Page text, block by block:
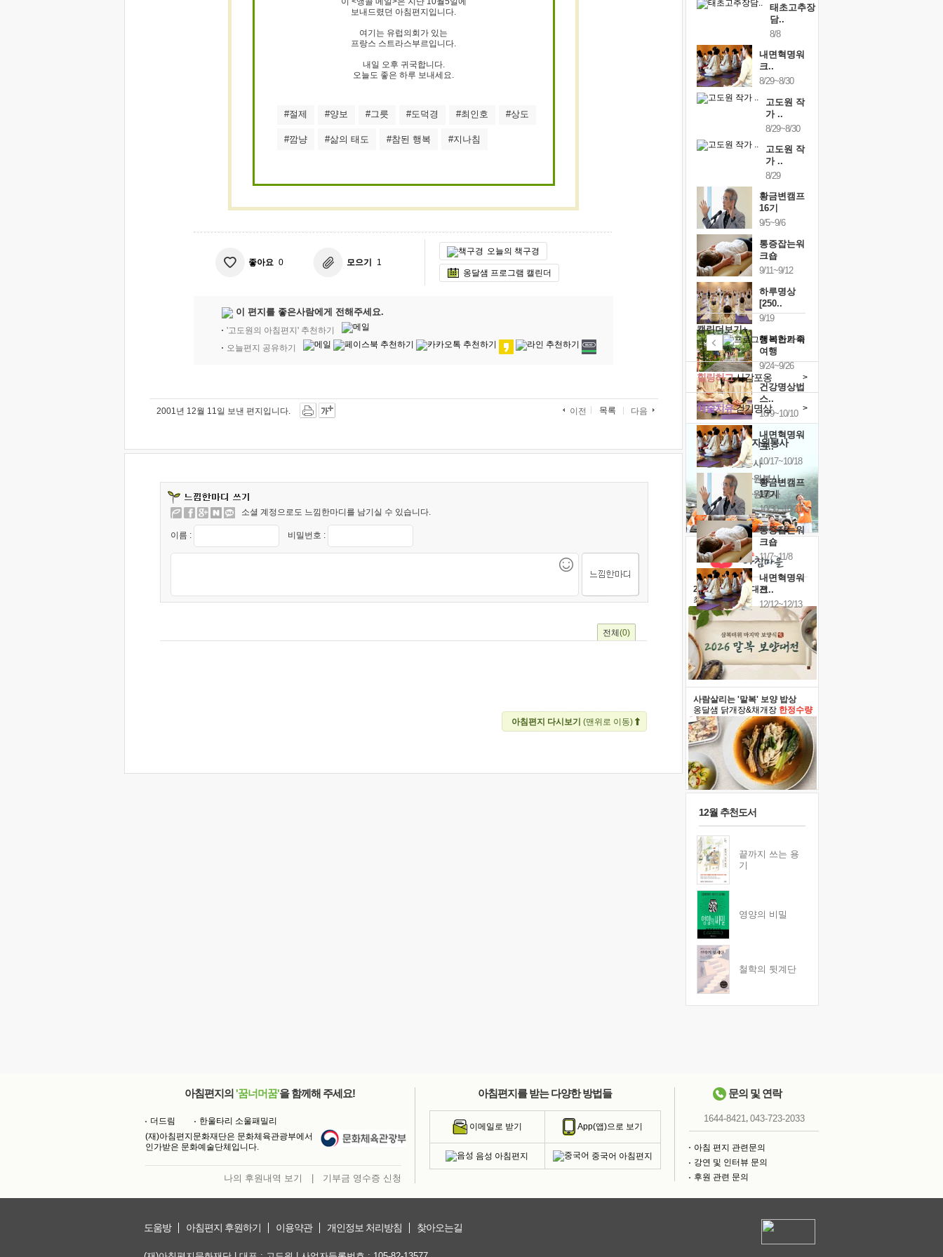
보내드렸던 아침편지입니다.
여기는 유럽의회가 있는
프랑스 스트라스부르입니다.
내일 오후 귀국합니다.
오늘도 좋은 하루 보내세요.
#절제 #양보 #그릇 #도덕경 #최인호 #상도
#깜냥 #삶의 태도 #참된 행복 #지나침
좋아요 0 모으기 1
오늘의 책구경
옹달샘 프로그램 캘린더
이 편지를 좋은사람에게 전해주세요.
'고도원의 아침편지' 추천하기
오늘편지 공유하기
2001년 12월 11일 보낸 편지입니다. 이전 목록 다음
소셜 계정으로도 느낌한마디를 남기실 수 있습니다.
이름 : 비밀번호 :
전체(0)
아침편지 다시보기 (맨위로 이동)
태초고추장
담..
8/8
내면혁명워
크..
8/29~8/30
고도원 작
가 ..
8/29~8/30
고도원 작
가 ..
8/29
황금변캠프
16기
9/5~9/6
통증잡는워
크숍
9/11~9/12
하루명상
[250..
9/19
행복한가족
여행
9/24~9/26
건강명상법
스..
10/9~10/10
내면혁명워
크..
10/17~10/18
황금변캠프
17기
10/30~10/31
통증잡는워
크숍
11/7~11/8
내면혁명워
크..
12/12~12/13
캘린더보기+
예술치유걷기명상 >
힐링허그사감포옹 >
'옹달샘의 꽃' 자원봉사
· 청년 자원봉사
· 금빛청년 자원봉사
· 음식연구 자원봉사
2026 말복 보양대전
최대74%할인
사람살리는 '말복' 보양 밥상
옹달샘 닭개장&채개장 한정수량
12월 추천도서
끝까지 쓰는 용
기
영양의 비밀
철학의 뒷계단
아침편지의 '꿈너머꿈'을 함께해 주세요!
더드림
한울타리 소울패밀리
(재)아침편지문화재단은 문화체육관광부에서
인가받은 문화예술단체입니다.
나의 후원내역 보기 기부금 영수증 신청
아침편지를 받는 다양한 방법들
이메일로 받기 App(앱)으로 보기
음성 아침편지 중국어 아침편지
문의 및 연락
1644-8421, 043-723-2033
아침 편지 관련문의
강연 및 인터뷰 문의
후원 관련 문의
도움방 아침편지 후원하기 이용약관 개인정보 처리방침 찾아오는길